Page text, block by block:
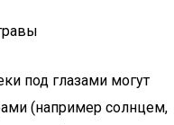
под глазами могут
(например солнцем,